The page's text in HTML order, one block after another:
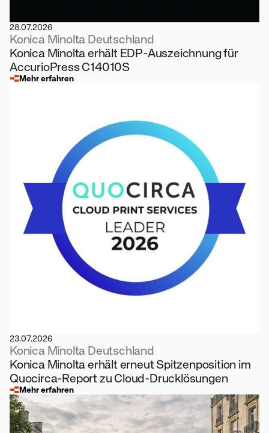
28.07.2026
Konica Minolta Deutschland
Konica Minolta erhält EDP-Auszeichnung für
AccurioPress C14010S
Mehr erfahren
23.07.2026
Konica Minolta Deutschland
Konica Minolta erhält erneut Spitzenposition im
Quocirca-Report zu Cloud-Drucklösungen
Mehr erfahren